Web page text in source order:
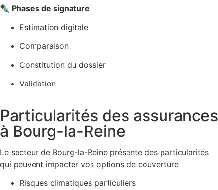
✒️ Phases de signature
Estimation digitale
Comparaison
Constitution du dossier
Validation
Particularités des assurances
à Bourg-la-Reine
Le secteur de Bourg-la-Reine présente des particularités
qui peuvent impacter vos options de couverture :
Risques climatiques particuliers